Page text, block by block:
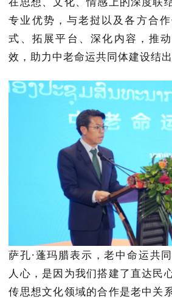
专业优势，与老挝以及各方合
式、拓展平台、深化内容，推
效，助力中老命运共同体建设结
萨孔·蓬玛腊表示，老中命运共
人心，是因为我们搭建了直达民
传思想文化领域的合作是老中关